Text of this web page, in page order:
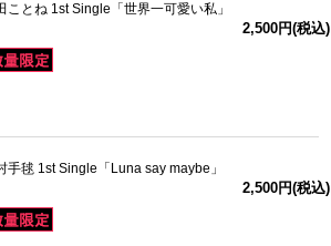
ことね 1st Single「世界一可愛い私」
2,500円(税込)
手毬 1st Single「Luna say maybe」
2,500円(税込)